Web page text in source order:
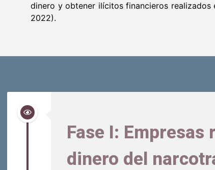
dinero y obtener ilícitos financieros realizados
2022).
Fase I: Empresas
dinero del